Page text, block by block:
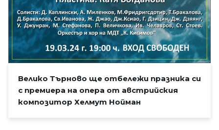
Велико Търново ще отбележи празника си
с премиера на опера от австрийския
композитор Хелмут Нойман